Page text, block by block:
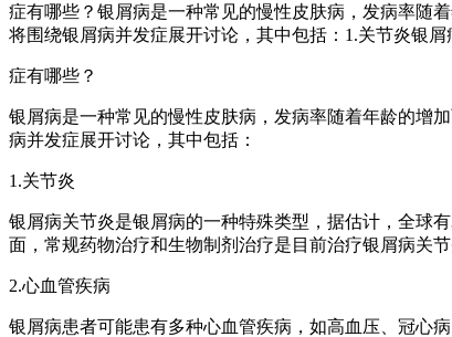
症有哪些？银屑病是一种常见的慢性皮肤病，发病率随
将围绕银屑病并发症展开讨论，其中包括：1.关节炎银
症有哪些？
银屑病是一种常见的慢性皮肤病，发病率随着年龄的增
病并发症展开讨论，其中包括：
1.关节炎
银屑病关节炎是银屑病的一种特殊类型，据估计，全球
面，常规药物治疗和生物制剂治疗是目前治疗银屑病关
2.心血管疾病
银屑病患者可能患有多种心血管疾病，如高血压、冠心